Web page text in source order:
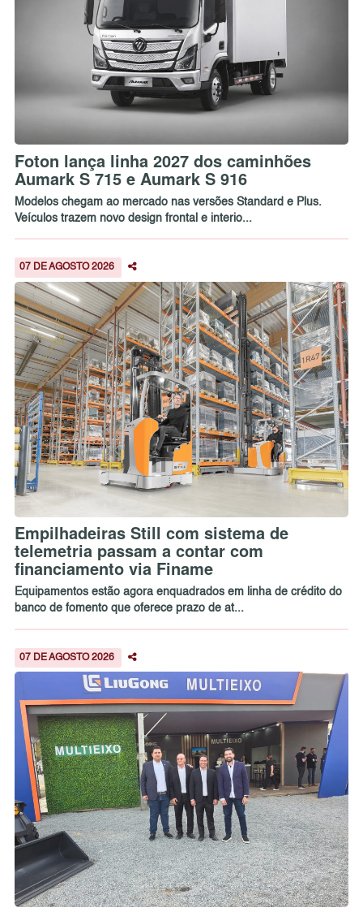
Foton lança linha 2027 dos caminhões
Aumark S 715 e Aumark S 916
Modelos chegam ao mercado nas versões Standard e Plus.
Veículos trazem novo design frontal e interio...
07 DE AGOSTO 2026
Empilhadeiras Still com sistema de
telemetria passam a contar com
financiamento via Finame
Equipamentos estão agora enquadrados em linha de crédito do
banco de fomento que oferece prazo de at...
07 DE AGOSTO 2026